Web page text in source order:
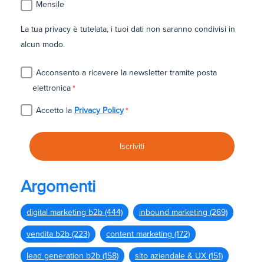
Mensile
La tua privacy è tutelata, i tuoi dati non saranno condivisi in
alcun modo.
Acconsento a ricevere la newsletter tramite posta
elettronica*
Accetto la Privacy Policy *
Argomenti
digital marketing b2b (444) inbound marketing (269)
vendita b2b (223) content marketing (172)
lead generation b2b (158) sito aziendale & UX (151)